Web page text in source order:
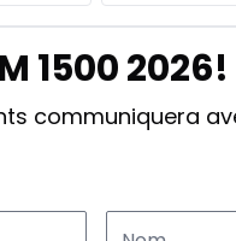
1500 2026!
communiquera